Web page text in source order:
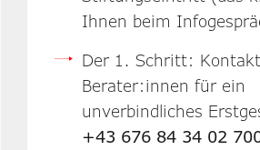
Ihnen beim
Der 1. Schritt:
Berater:innen für ein
unverbindliches
+43 676 84 34 02